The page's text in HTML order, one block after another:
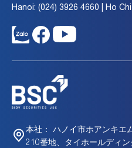
Hanoi: (024) 3926 4660 | Ho
本社：
ハノイ市ホアンキエ
210番地、タイホールディ